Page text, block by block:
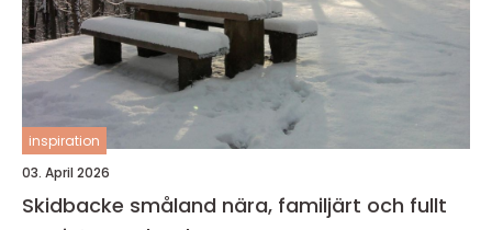
inspiration
03. April 2026
Skidbacke småland nära, familjärt och fullt